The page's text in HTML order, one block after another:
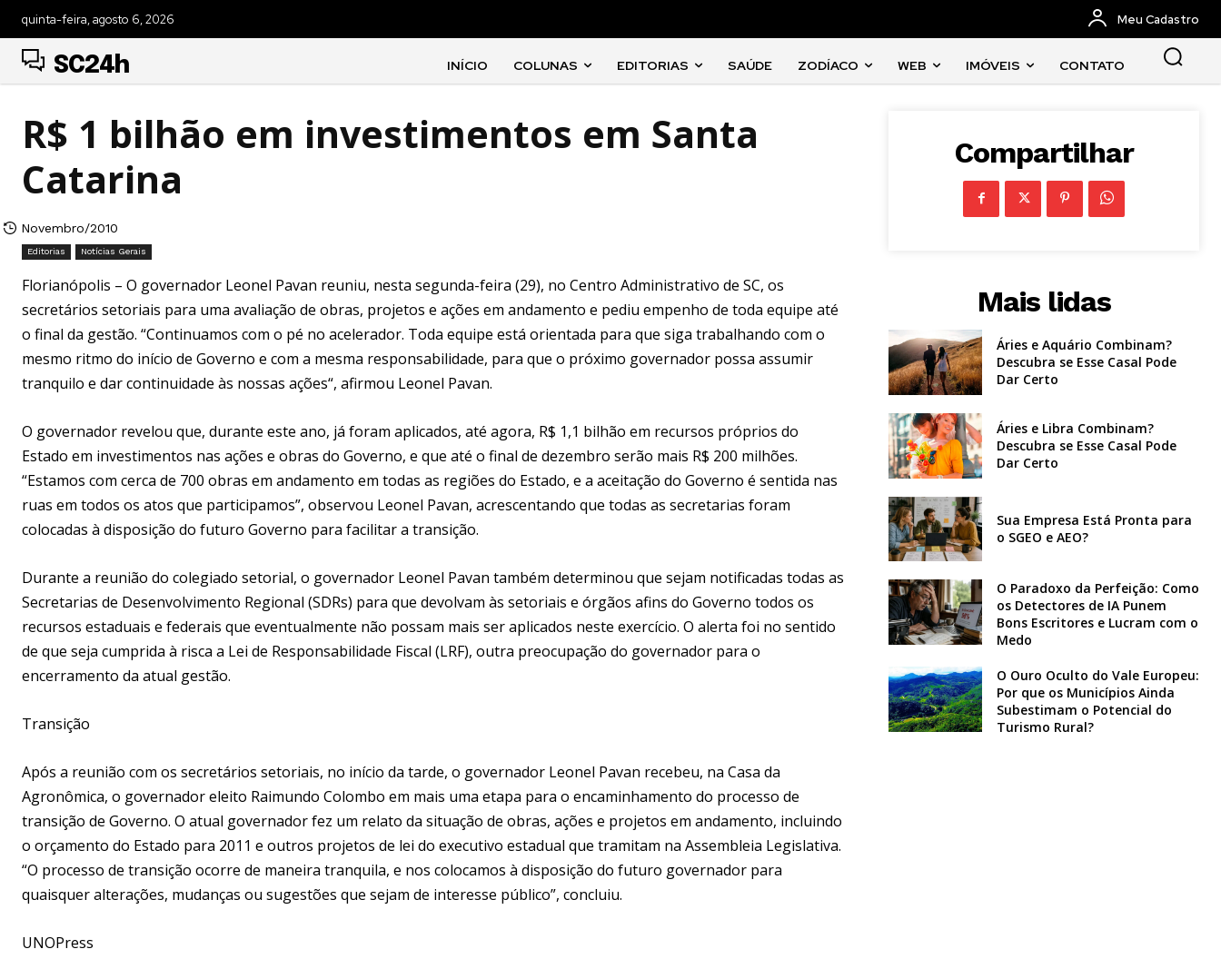
quinta-feira, agosto 6, 2026 Meu Cadastro
SC24h INÍCIO COLUNAS EDITORIAS SAÚDE ZODÍACO WEB IMÓVEIS CONTATO
R$ 1 bilhão em investimentos em Santa
Catarina
Novembro/2010
Editorias Notícias Gerais
Florianópolis – O governador Leonel Pavan reuniu, nesta segunda-feira (29), no Centro Administrativo de SC, os
secretários setoriais para uma avaliação de obras, projetos e ações em andamento e pediu empenho de toda equipe até
o final da gestão. “Continuamos com o pé no acelerador. Toda equipe está orientada para que siga trabalhando com o
mesmo ritmo do início de Governo e com a mesma responsabilidade, para que o próximo governador possa assumir
tranquilo e dar continuidade às nossas ações“, afirmou Leonel Pavan.
O governador revelou que, durante este ano, já foram aplicados, até agora, R$ 1,1 bilhão em recursos próprios do
Estado em investimentos nas ações e obras do Governo, e que até o final de dezembro serão mais R$ 200 milhões.
“Estamos com cerca de 700 obras em andamento em todas as regiões do Estado, e a aceitação do Governo é sentida nas
ruas em todos os atos que participamos”, observou Leonel Pavan, acrescentando que todas as secretarias foram
colocadas à disposição do futuro Governo para facilitar a transição.
Durante a reunião do colegiado setorial, o governador Leonel Pavan também determinou que sejam notificadas todas as
Secretarias de Desenvolvimento Regional (SDRs) para que devolvam às setoriais e órgãos afins do Governo todos os
recursos estaduais e federais que eventualmente não possam mais ser aplicados neste exercício. O alerta foi no sentido
de que seja cumprida à risca a Lei de Responsabilidade Fiscal (LRF), outra preocupação do governador para o
encerramento da atual gestão.
Transição
Após a reunião com os secretários setoriais, no início da tarde, o governador Leonel Pavan recebeu, na Casa da
Agronômica, o governador eleito Raimundo Colombo em mais uma etapa para o encaminhamento do processo de
transição de Governo. O atual governador fez um relato da situação de obras, ações e projetos em andamento, incluindo
o orçamento do Estado para 2011 e outros projetos de lei do executivo estadual que tramitam na Assembleia Legislativa.
“O processo de transição ocorre de maneira tranquila, e nos colocamos à disposição do futuro governador para
quaisquer alterações, mudanças ou sugestões que sejam de interesse público”, concluiu.
UNOPress
Compartilhar
Mais lidas
Áries e Aquário Combinam?
Descubra se Esse Casal Pode
Dar Certo
Áries e Libra Combinam?
Descubra se Esse Casal Pode
Dar Certo
Sua Empresa Está Pronta para
o SGEO e AEO?
O Paradoxo da Perfeição: Como
os Detectores de IA Punem
Bons Escritores e Lucram com o
Medo
O Ouro Oculto do Vale Europeu:
Por que os Municípios Ainda
Subestimam o Potencial do
Turismo Rural?